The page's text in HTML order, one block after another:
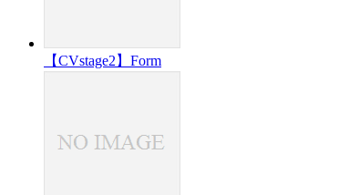
【CVstage2】Form